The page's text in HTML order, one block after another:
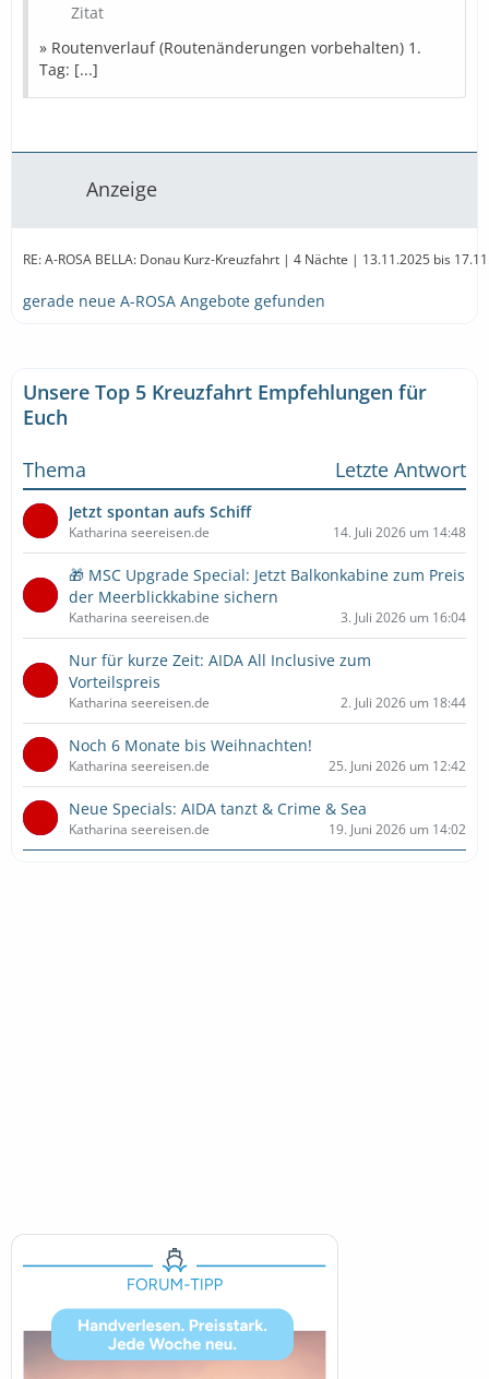
Diese Kreuzfahrt buchen
» Bestpreise für eure Urlaubsplanung
Ausflugstipps Reiseversicherung Mietwagen
Parken Landurlaub Amazon Partner
Zitat
» Routenverlauf (Routenänderungen vorbehalten) 1.
Tag: [...]
Anzeige
RE: A-ROSA BELLA: Donau Kurz-Kreuzfahrt | 4 Nächte | 13.11.2025 bis
gerade neue A-ROSA Angebote gefunden
Unsere Top 5 Kreuzfahrt Empfehlungen für
Euch
Thema
Letzte Antwort
Jetzt spontan aufs Schiff
Katharina seereisen.de 14. Juli 2026 um 14:48
🎁 MSC Upgrade Special: Jetzt Balkonkabine zum Preis
der Meerblickkabine sichern
Katharina seereisen.de 3. Juli 2026 um 16:04
Nur für kurze Zeit: AIDA All Inclusive zum
Vorteilspreis
Katharina seereisen.de 2. Juli 2026 um 18:44
Noch 6 Monate bis Weihnachten!
Katharina seereisen.de 25. Juni 2026 um 12:42
Neue Specials: AIDA tanzt & Crime & Sea
Katharina seereisen.de 19. Juni 2026 um 14:02